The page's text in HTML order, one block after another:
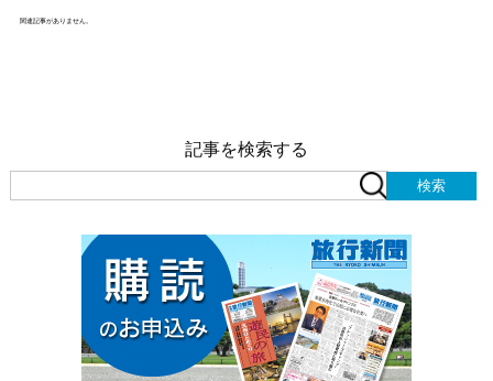
関連記事がありません。
記事を検索する